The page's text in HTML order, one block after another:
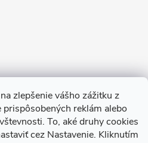
zlepšenie vášho zážitku z
reklám alebo
To, aké druhy cookies
cez Nastavenie. Kliknutím